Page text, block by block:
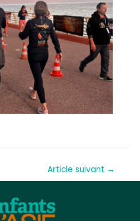
Article suivant →